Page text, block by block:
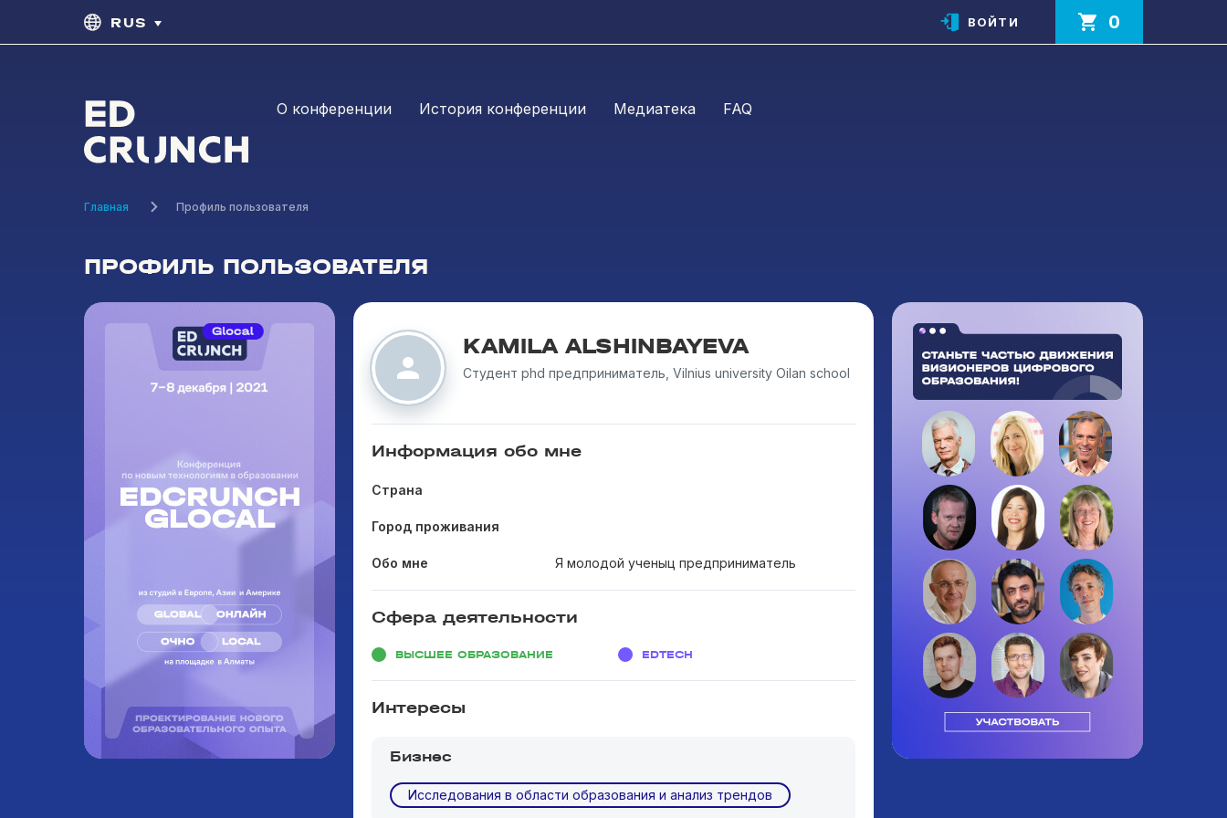
RUS ВОЙТИ 0
О конференции История конференции Медиатека FAQ
Главная Профиль пользователя
ПРОФИЛЬ ПОЛЬЗОВАТЕЛЯ
KAMILA ALSHINBAYEVA
Студент phd предприниматель, Vilnius university Oilan school
Информация обо мне
Страна
Город проживания
Обо мне Я молодой ученыц предприниматель
Сфера деятельности
ВЫСШЕЕ ОБРАЗОВАНИЕ EDTECH
Интересы
Бизнес
Исследования в области образования и анализ трендов